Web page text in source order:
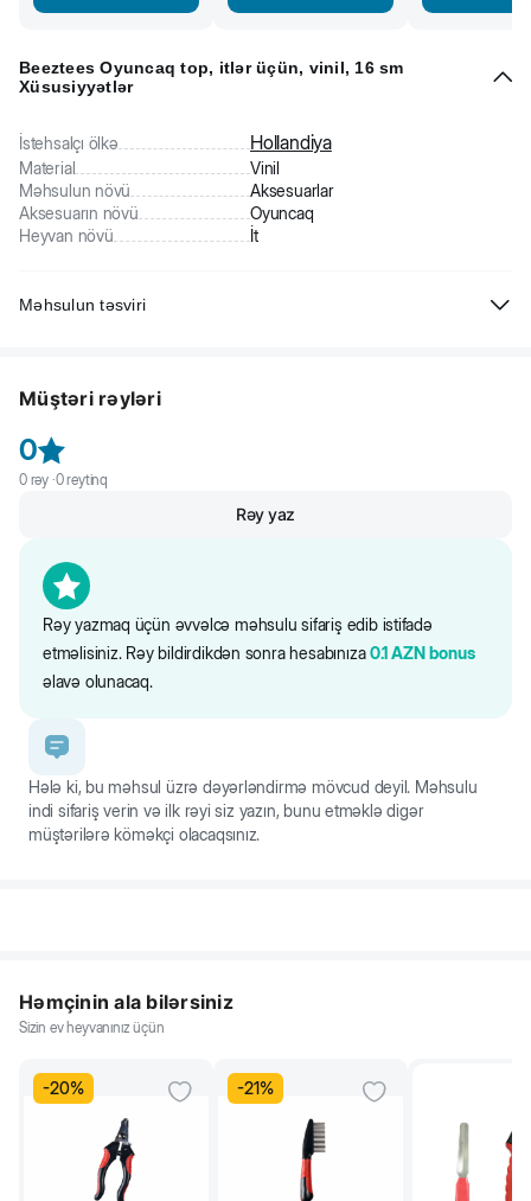
Beeztees Oyuncaq top, itlər üçün, vinil, 16 sm
Xüsusiyyətlər
İstehsalçı ölkə Hollandiya
Material
Vinil
Məhsulun növü
Aksesuarlar
Aksesuarın növü
Oyuncaq
Heyvan növü
İt
Məhsulun təsviri
zərərsiz və təhlükəsizdir.
Müştəri rəyləri
0
0rəy ·0reytinq
Rəy yazmaq üçün əvvəlcə məhsulu sifariş edib istifadə
etməlisiniz. Rəy bildirdikdən sonra hesabınıza0.1 AZN bonus
əlavə olunacaq.
Rəy yaz
Hələ ki, bu məhsul üzrə dəyərləndirmə mövcud deyil. Məhsulu
indi sifariş verin və ilk rəyi siz yazın, bunu etməklə digər
müştərilərə köməkçi olacaqsınız.
Həmçinin ala bilərsiniz
Sizin ev heyvanınız üçün
-20% -21%